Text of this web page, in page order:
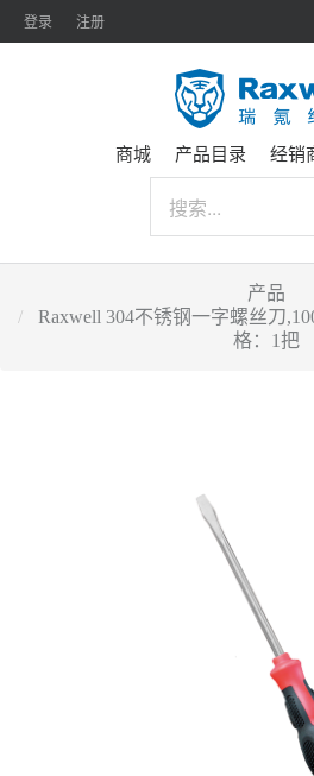
登录 注册
商城 产品目录 经销
产品
Raxwell 304不锈钢一字螺丝刀
格：1把